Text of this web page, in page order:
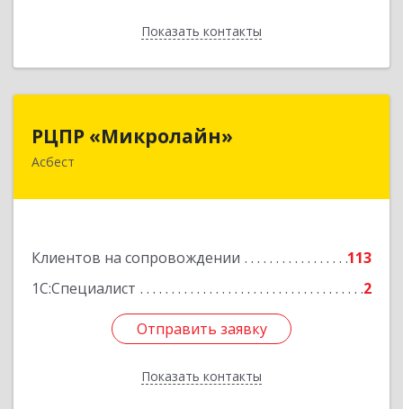
Показать контакты
Назад
РЦПР «Микролайн»
Асбест
Клиентов на сопровождении
113
1С:Специалист
2
Отправить заявку
Показать контакты
РЦПР «Микролайн»
624272, Свердловская обл, Асбест г, имени В.И.
Отправить заявку
Назад